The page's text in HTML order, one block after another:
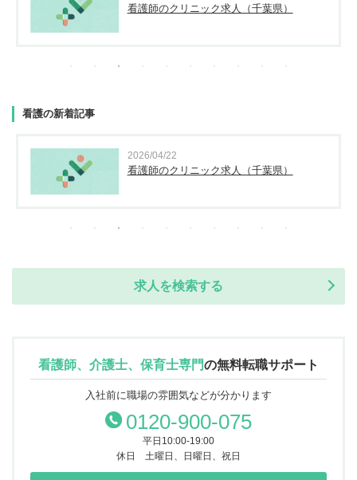
看護師のクリニック求人（千葉県）
看護の新着記事
2026/04/22
看護師のクリニック求人（千葉県）
求人を検索する
看護師、介護士、保育士専門の無料転職サポート
入社前に職場の雰囲気などが分かります
0120-900-075
平日10:00-19:00
休日 土曜日、日曜日、祝日